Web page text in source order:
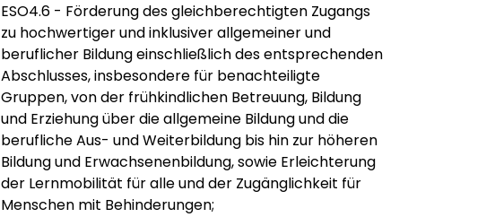
ESO4.6 - Förderung des gleichberechtigten Zugangs
zu hochwertiger und inklusiver allgemeiner und
beruflicher Bildung einschließlich des entsprechenden
Abschlusses, insbesondere für benachteiligte
Gruppen, von der frühkindlichen Betreuung, Bildung
und Erziehung über die allgemeine Bildung und die
berufliche Aus- und Weiterbildung bis hin zur höheren
Bildung und Erwachsenenbildung, sowie Erleichterung
der Lernmobilität für alle und der Zugänglichkeit für
Menschen mit Behinderungen;